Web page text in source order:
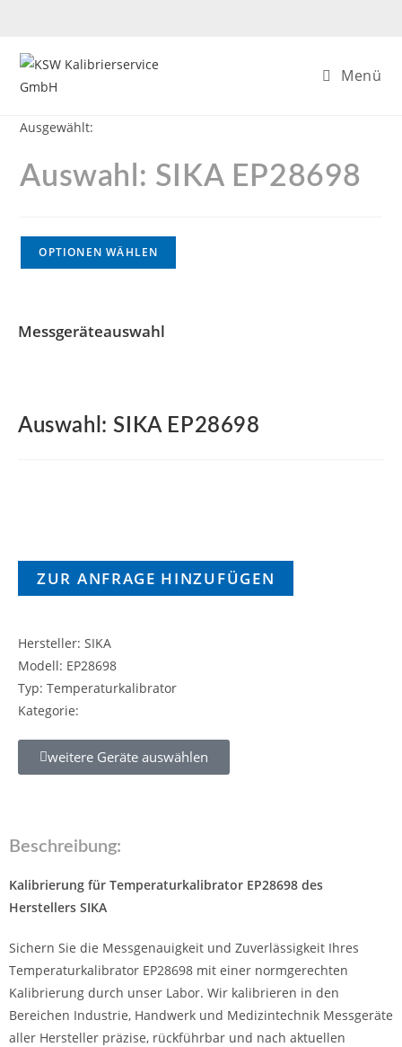
Menü
Ausgewählt:
Auswahl: SIKA EP28698
OPTIONEN WÄHLEN
Messgeräteauswahl
Auswahl: SIKA EP28698
ZUR ANFRAGE HINZUFÜGEN
Hersteller: SIKA
Modell: EP28698
Typ: Temperaturkalibrator
Kategorie:
weitere Geräte auswählen
Beschreibung:
Kalibrierung für Temperaturkalibrator EP28698 des
Herstellers SIKA
Sichern Sie die Messgenauigkeit und Zuverlässigkeit Ihres
Temperaturkalibrator EP28698 mit einer normgerechten
Kalibrierung durch unser Labor. Wir kalibrieren in den
Bereichen Industrie, Handwerk und Medizintechnik Messgeräte
aller Hersteller präzise, rückführbar und nach aktuellen